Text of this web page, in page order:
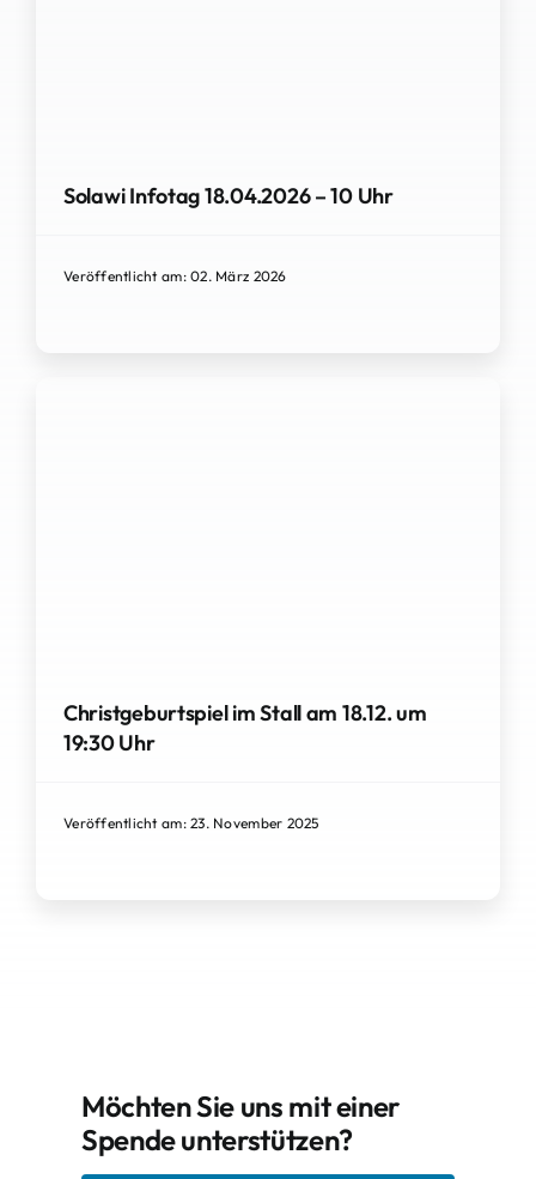
Solawi Infotag 18.04.2026 – 10 Uhr
Veröffentlicht am: 02. März 2026
Christgeburtspiel im Stall am 18.12. um
19:30 Uhr
Veröffentlicht am: 23. November 2025
Möchten Sie uns mit einer
Spende unterstützen?